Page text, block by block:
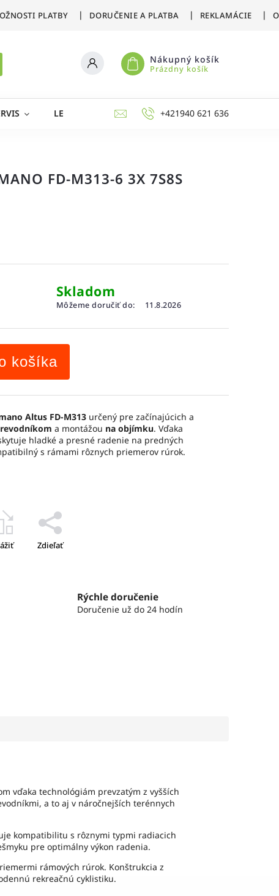
PLATBY DORUČENIE A PLATBA REKLAMÁCIE
Nákupný košík
Prázdny košík
LETNÉ ŠPORTY ZIMNÉ ŠPORTY
+421940 621 636
FD-M313-6 3X 7S8S
Skladom
Môžeme doručiť do: 11.8.2026
košíka
Altus FD-M313 určený pre začínajúcich a
a montážou na objímku. Vďaka
hladké a presné radenie na predných
s rámami rôznych priemerov rúrok.
Zdieľať
Rýchle doručenie
Doručenie už do 24 hodín
vďaka technológiám prevzatým z vyšších
a to aj v náročnejších terénnych
kompatibilitu s rôznymi typmi radiacich
pre optimálny výkon radenia.
rámových rúrok. Konštrukcia z
rekreačnú cyklistiku.